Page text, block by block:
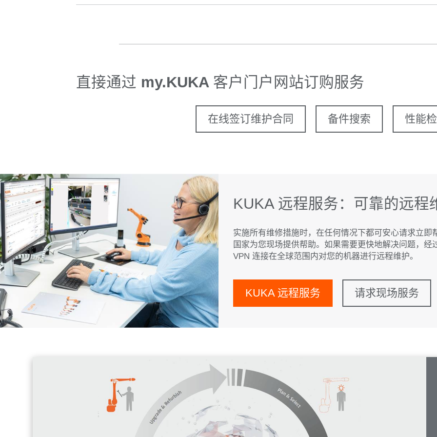
直接通过 my.KUKA 客户门户网站订购服务
在线签订维护合同 备件搜索 性能
KUKA 远程服务：可靠的远程
实施所有维修措施时，在任何情况下都可安心请求立即
国家为您现场提供帮助。如果需要更快地解决问题，
VPN 连接在全球范围内对您的机器进行远程维护。
KUKA 远程服务 请求现场服务